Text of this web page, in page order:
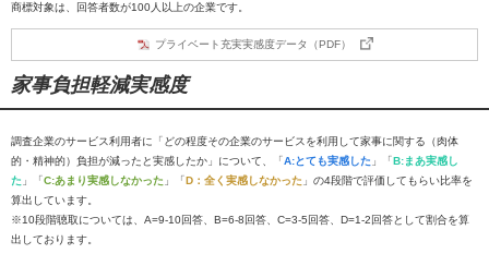
商標対象は、回答者数が100人以上の企業です。
プライベート充実実感度データ（PDF）
家事負担軽減実感度
調査企業のサービス利用者に「どの程度その企業のサービスを利用して家事に関する（肉体
的・精神的）負担が減ったと実感したか」について、「A:とても実感した 」「B:まあ実感し
た 」「C:あまり実感しなかった 」「D：全く実感しなかった 」の4段階で評価してもらい比率を
算出しています。
※10段階聴取については、A=9-10回答、B=6-8回答、C=3-5回答、D=1-2回答として割合を算
出しております。